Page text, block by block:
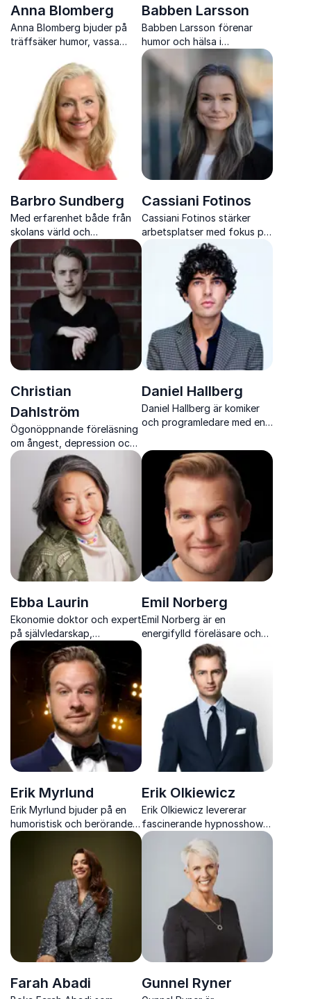
Anna Blomberg
Anna Blomberg bjuder på
träffsäker humor, vassa
scennärvaro som lyfter
varje event
Babben Larsson
Babben Larsson förenar
humor och hälsa i
föreläsningar som skapar
skratt, insikter och starkare
arbetsplatser
Barbro Sundberg
Med erfarenhet både från
skolans värld och
hälsofrämjande arbete
hjälper Barbro skolor och
organisationer att förstå
sambandet mellan rörelse,
fokus och inlärning
Cassiani Fotinos
Cassiani Fotinos stärker
arbetsplatser med fokus på
work life wellbeing och
hållbar balans
Christian
Dahlström
Ögonöppnande föreläsning
om ångest, depression och
psykisk ohälsa
Daniel Hallberg
Daniel Hallberg är komiker
och programledare med en
att skratta genom
igenkänning, tempo och
musikalisk humor.
Ebba Laurin
Ekonomie doktor och expert
på självledarskap,
förändring och
teknikomställning i komplexa
tider
Emil Norberg
Emil Norberg är en
energifylld föreläsare och
konferencier som
kombinerar humor och
skarpa insikter om content,
sociala medier och modern
marknadsföring
Erik Myrlund
Erik Myrlund bjuder på en
humoristisk och berörande
föreställning om livskriser,
psykisk ohälsa och att hitta
sig själv mitt i kaoset.
Erik Olkiewicz
Erik Olkiewicz levererar
fascinerande hypnosshower
där humor, motivation och
mental träning möts i en
upplevelse som stärker
energi, kreativitet och
självkänsla
Farah Abadi Gunnel Ryner